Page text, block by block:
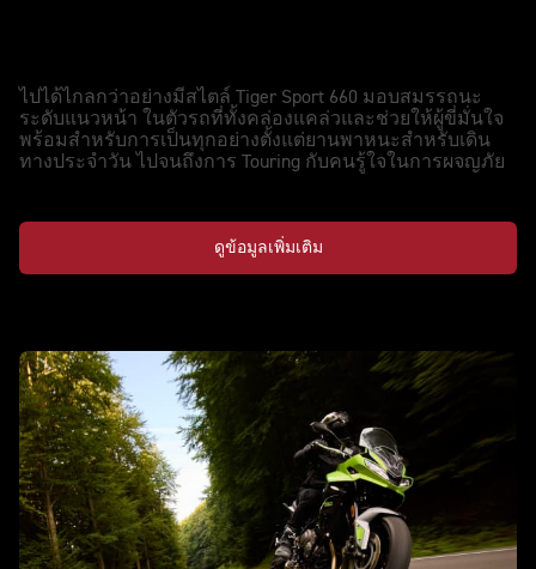
ไปได้ไกลกว่าอย่างมีสไตล์ Tiger Sport 660 มอบสมรรถนะ
ระดับแนวหน้า ในตัวรถที่ทั้งคล่องแคล่วและช่วยให้ผู้ขี่มั่นใจ
พร้อมสำหรับการเป็นทุกอย่างตั้งแต่ยานพาหนะสำหรับเดิน
ทางประจำวัน ไปจนถึงการ Touring กับคนรู้ใจในการผจญภัย
ดูข้อมูลเพิ่มเติม